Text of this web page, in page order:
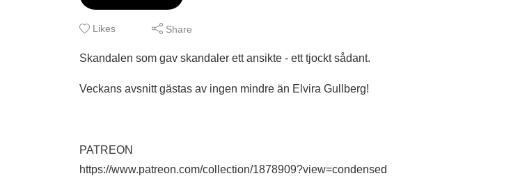
Likes Share
Skandalen som gav skandaler ett ansikte - ett tjockt sådant.
Veckans avsnitt gästas av ingen mindre än Elvira Gullberg!
PATREON
https://www.patreon.com/collection/1878909?view=condensed